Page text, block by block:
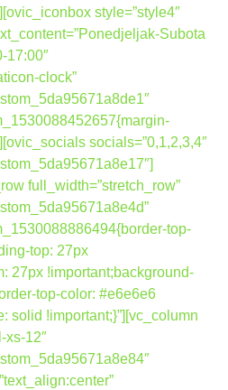
style=”style4″
Subota
17:00″
clock”
socials=”0,1,2,3,4″
full_width=”stretch_row”
top-
top: 27px
27px !important;background-
top-color: #e6e6e6
solid !important;}”][vc_column
xs-12″